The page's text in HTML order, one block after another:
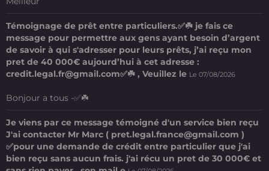
Témoignage de prêt entre particuliers.✅☘️ je fais ce
message pour permettre aux gens ayant besoin d’argent
de savoir à qui s'adresser pour leurs prêts, j’ai reçu mon
pret de 40 000€ aujourd’hui à cet adresse :
credit.legal.fr@gmail.com✅☘️ , Veuillez le Le 07/08/2026
Bonjour a tous -✅☘️
Je viens par ce message témoigné d'un service bien reçu
J'ai contacter Mr Marc ( pret.legal.france@gmail.com )
✅pour une demande de crédit entre particulier que j'ai
bien reçu sans aucun frais. j'ai récu un pret de 30 000€ et